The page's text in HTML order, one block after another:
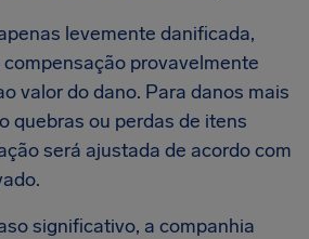
levemente danificada,
provavelmente
valor do dano. Para danos mais
quebras ou perdas de itens
será ajustada de acordo com
significativo, a companhia